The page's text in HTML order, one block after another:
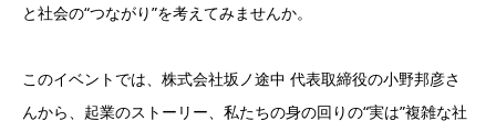
と社会の“つながり”を考えてみませんか。
このイベントでは、株式会社坂ノ途中 代表取締役の小野邦彦さ
んから、起業のストーリー、私たちの身の回りの“実は”複雑な社